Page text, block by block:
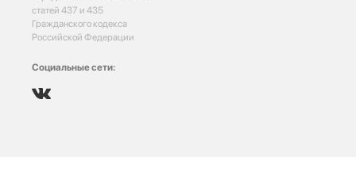
статей 437 и 435
Гражданского кодекса
Российской Федерации
Социальные сети: